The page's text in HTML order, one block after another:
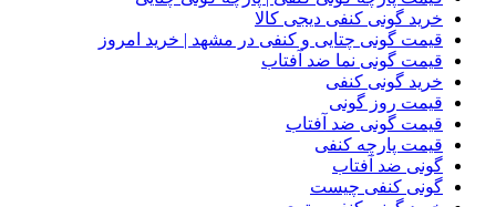
خرید گونی کنفی دیجی کالا
قیمت گونی چتایی و کنفی در مشهد | خرید امروز
قیمت گونی نما ضد آفتاب
خرید گونی کنفی
قیمت روز گونی
قیمت گونی ضد آفتاب
قیمت پارچه کنفی
گونی ضد آفتاب
گونی کنفی چیست